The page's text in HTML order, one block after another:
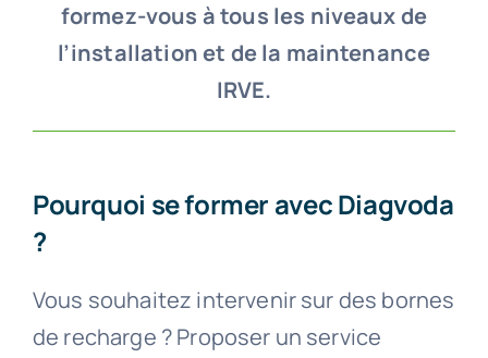
Contact
formez-vous à tous les niveaux de
l’installation et de la maintenance
IRVE.
Pourquoi se former avec Diagvoda
?
Vous souhaitez intervenir sur des bornes
de recharge ? Proposer un service